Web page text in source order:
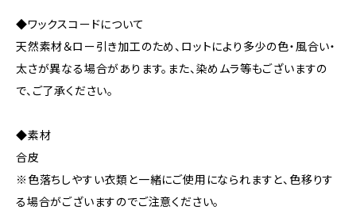
◆ワックスコードについて
天然素材＆ロー引き加工のため、ロットにより多少の色・風合い・
太さが異なる場合があります。また、染めムラ等もございますの
で、ご了承ください。
◆素材
合皮
※色落ちしやすい衣類と一緒にご使用になられますと、色移りす
る場合がございますのでご注意ください。